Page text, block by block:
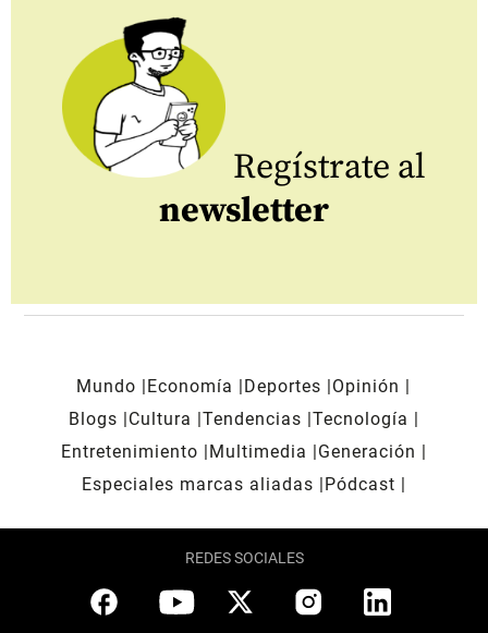
Regístrate al
newsletter
Mundo Economía Deportes
Opinión
Blogs
Cultura Tendencias Tecnología
Entretenimiento
Multimedia
Generación
Especiales marcas aliadas
Pódcast
REDES SOCIALES